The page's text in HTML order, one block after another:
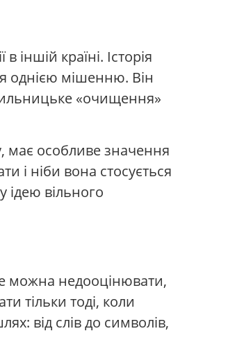
іншій країні. Історія
однією мішенню. Він
«очищення»
має особливе значення
і ніби вона стосується
ідею вільного
можна недооцінювати,
тільки тоді, коли
від слів до символів,